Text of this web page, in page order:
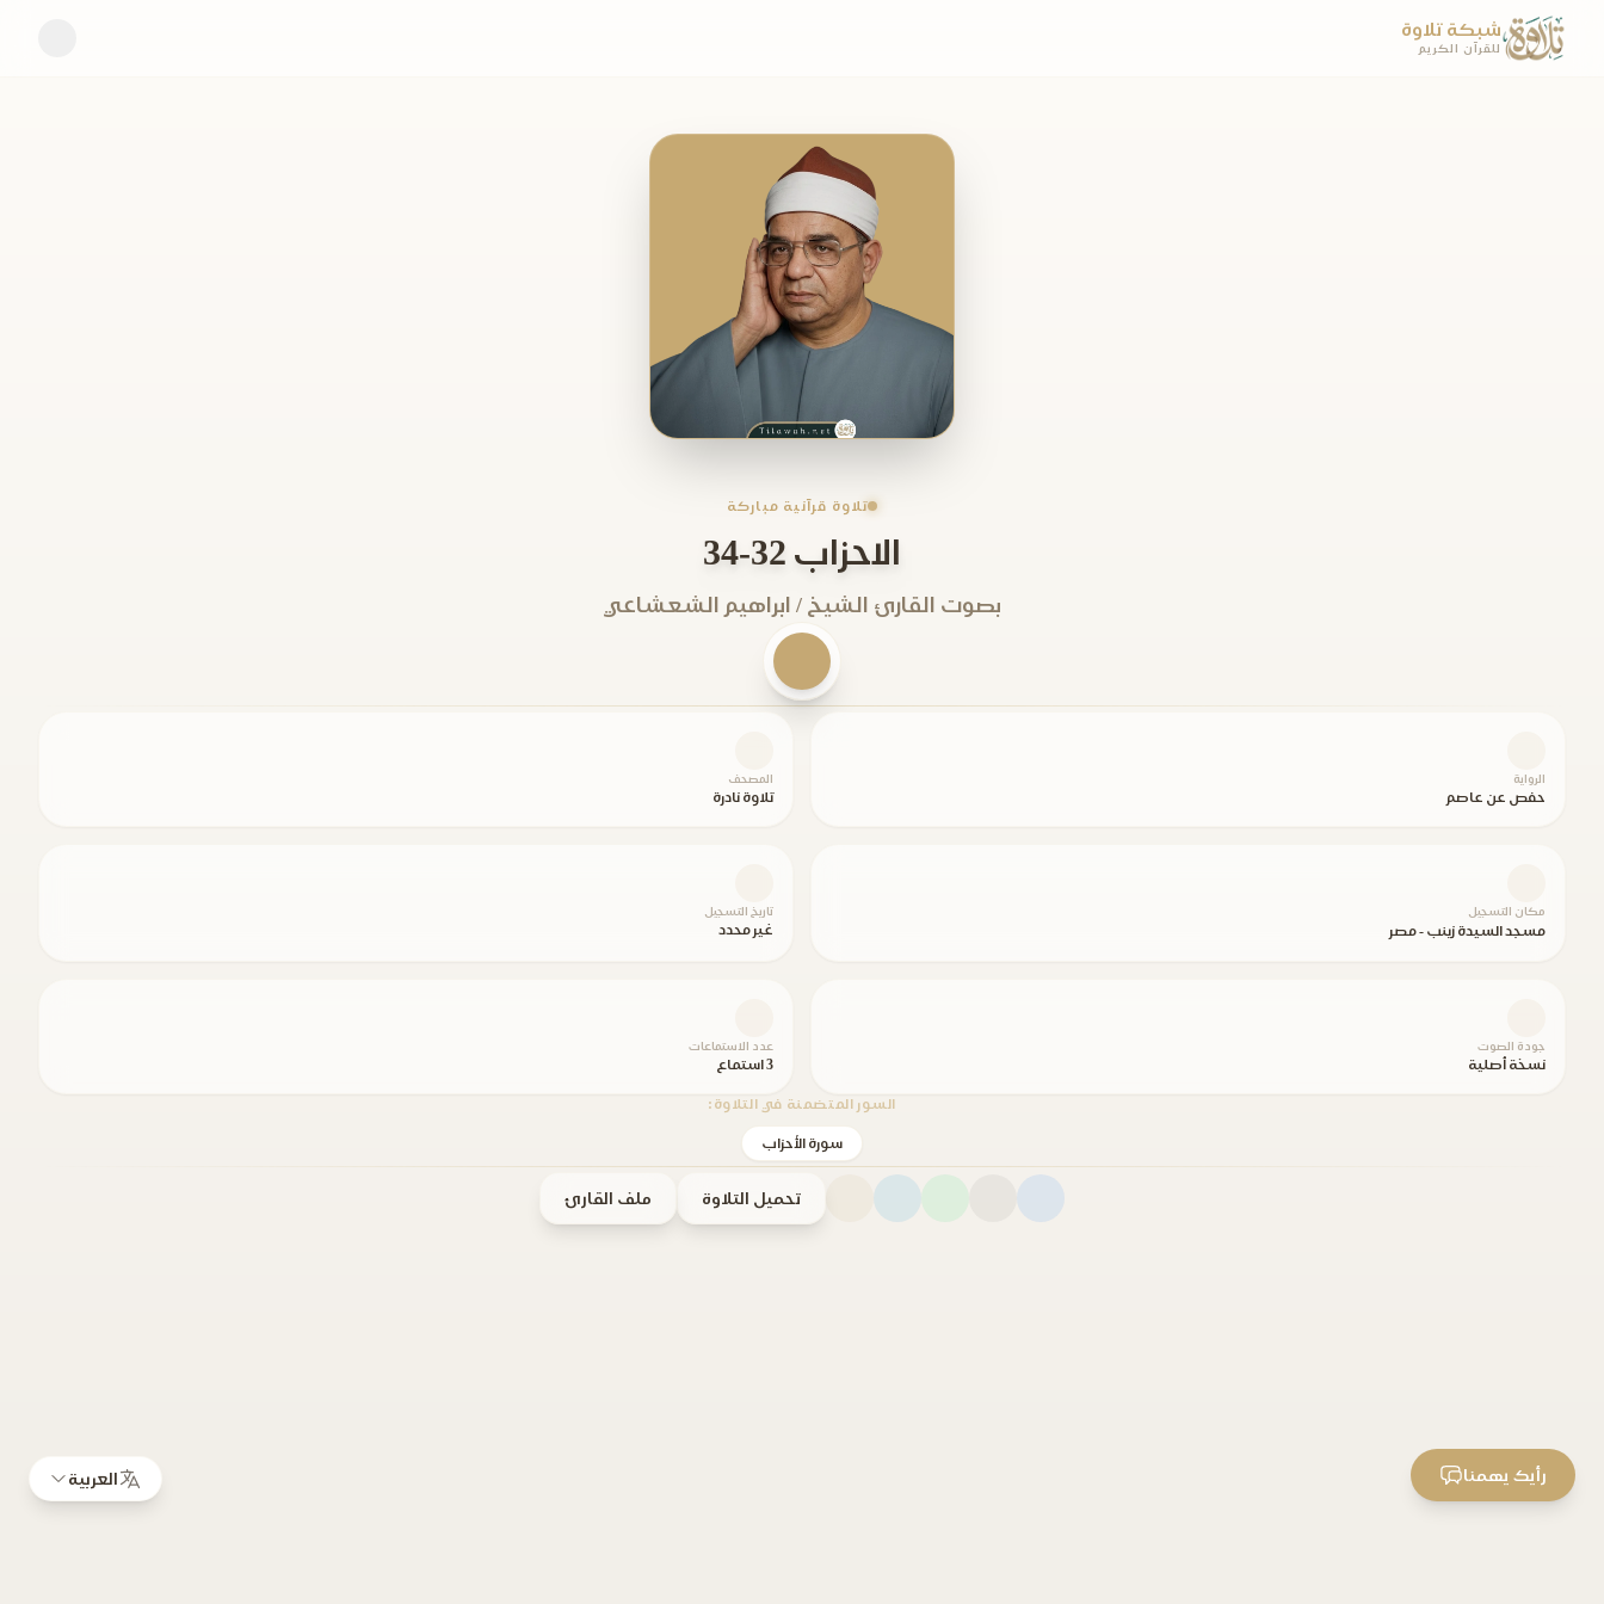
شبكة تلاوة
للقرآن الكريم
تلاوة قرآنية مباركة
الاحزاب 32-34
بصوت القارئ الشيخ / ابراهيم الشعشاعي
الرواية
حفص عن عاصم
المصحف
تلاوة نادرة
مكان التسجيل
مسجد السيدة زينب - مصر
تاريخ التسجيل
غير محدد
جودة الصوت
نسخة أصلية
عدد الاستماعات
3 استماع
السور المتضمنة في التلاوة:
سورة الأحزاب
تحميل التلاوة ملف القارئ
العربية رأيك يهمنا